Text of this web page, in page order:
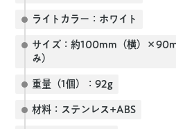
ライトカラー：ホワイト
サイズ：約100mm（横）
み）
重量（1個）：92g
材料：ステンレス+ABS